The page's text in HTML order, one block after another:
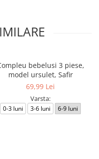
bebelusi 3 piese,
model ursulet, Safir
69,99 Lei
Varsta:
0-3 luni 3-6 luni 6-9 luni